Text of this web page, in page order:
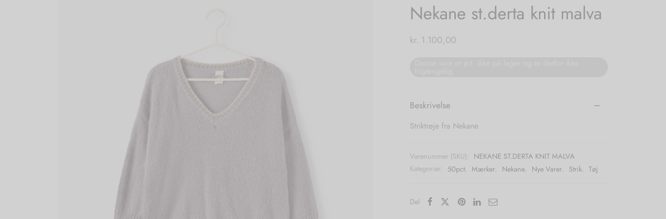
Nekane st.derta knit malva
kr. 1.100,00
Beskrivelse
Striktrøje fra Nekane
Varenummer (SKU): NEKANE ST.DERTA KNIT MALVA
Kategorier: 50pct, Mærker, Nekane, Nye Varer, Strik, Tøj
Del